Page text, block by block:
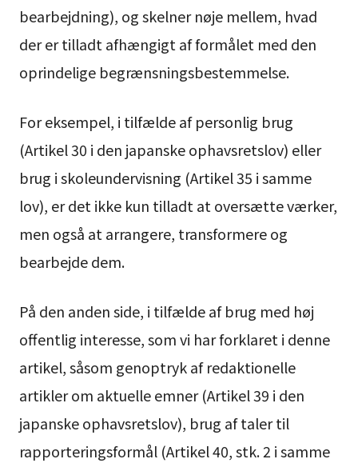
bearbejdning), og skelner nøje mellem, hvad
der er tilladt afhængigt af formålet med den
oprindelige begrænsningsbestemmelse.
For eksempel, i tilfælde af personlig brug
(Artikel 30 i den japanske ophavsretslov) eller
brug i skoleundervisning (Artikel 35 i samme
lov), er det ikke kun tilladt at oversætte værker,
men også at arrangere, transformere og
bearbejde dem.
På den anden side, i tilfælde af brug med høj
offentlig interesse, som vi har forklaret i denne
artikel, såsom genoptryk af redaktionelle
artikler om aktuelle emner (Artikel 39 i den
japanske ophavsretslov), brug af taler til
rapporteringsformål (Artikel 40, stk. 2 i samme